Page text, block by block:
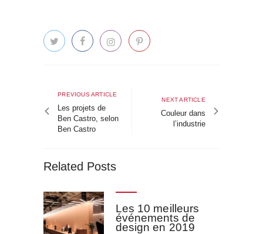
de
l’article
Previous
article
PREVIOUS ARTICLE
Les projets de
Ben Castro, selon
Ben Castro
Next
article
NEXT ARTICLE
Couleur dans
l’industrie
Related Posts
Les 10 meilleurs
événements de
design en 2019